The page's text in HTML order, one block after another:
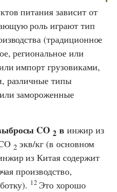
питания зависит от
роль играют тип
(традиционное
региональное или
импорт грузовиками,
различные типы
замороженные
CO2 в инжир из
2 экв/кг (в основном
из Китая содержит
производство,
12 Это хорошо